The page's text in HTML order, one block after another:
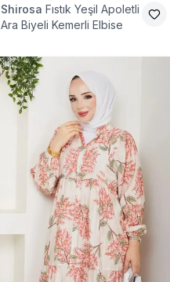
Shirosa Fıstık Yeşil Apoletli
Ara Biyeli Kemerli Elbise